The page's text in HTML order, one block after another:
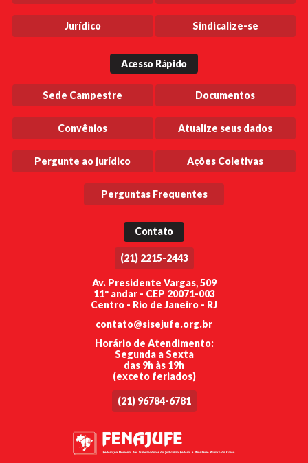
Jurídico Sindicalize-se
Acesso Rápido
Sede Campestre Documentos
Convênios Atualize seus dados
Pergunte ao jurídico Ações Coletivas
Perguntas Frequentes
Contato
(21) 2215-2443
Av. Presidente Vargas, 509
11º andar - CEP 20071-003
Centro - Rio de Janeiro - RJ
contato@sisejufe.org.br
Horário de Atendimento:
Segunda a Sexta
das 9h às 19h
(exceto feriados)
(21) 96784-6781